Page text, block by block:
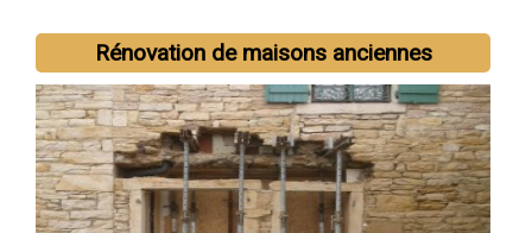
Rénovation de maisons anciennes